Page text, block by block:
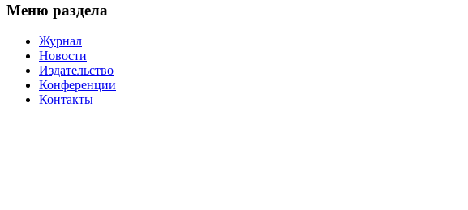
Меню раздела
Журнал
Новости
Издательство
Конференции
Контакты